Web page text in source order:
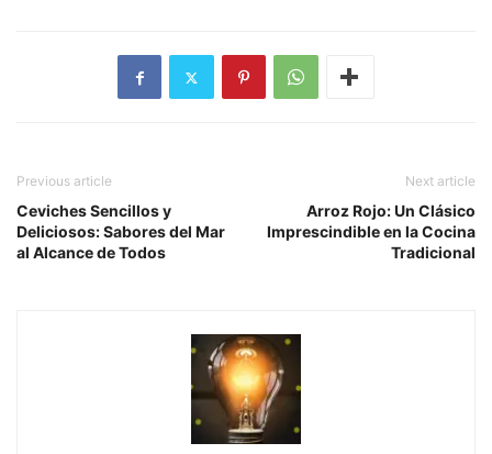
Previous article
Ceviches Sencillos y
Deliciosos: Sabores del Mar
al Alcance de Todos
Next article
Arroz Rojo: Un Clásico
Imprescindible en la Cocina
Tradicional